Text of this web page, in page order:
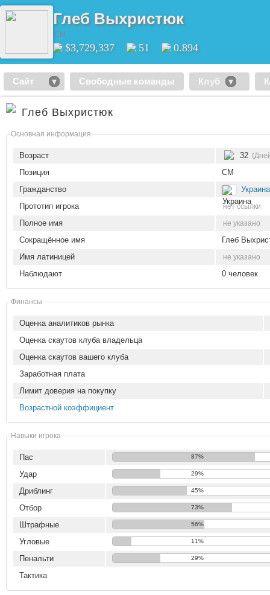
Глеб Выхристюк
CM
$3,729,337 51 0.894
Сайт Свободные команды Клуб
Глеб Выхристюк
Основная информация
Возраст 32
Позиция
CM
Гражданство
Украина
Прототип игрока
нет ссылки
Полное имя не указано
Сокращённое имя
Глеб
Имя латиницей
не указано
Наблюдают 0 человек
Финансы
Оценка аналитиков рынка
Оценка скаутов клуба владельца
Оценка скаутов вашего клуба
Заработная плата
Лимит доверия на покупку
Возрастной коэффициент
Навыки игрока
Пас 87%
Удар 29%
Дриблинг 45%
Отбор 73%
Штрафные 56%
Угловые 11%
Пенальти 29%
Тактика